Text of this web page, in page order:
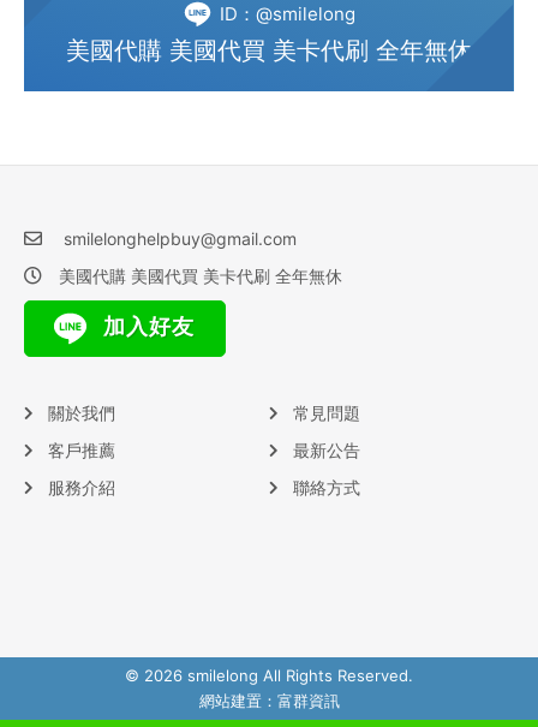
ID：@smilelong
美國代購 美國代買 美卡代刷 全年無休
smilelonghelpbuy@gmail.com
美國代購 美國代買 美卡代刷 全年無休
加入好友
關於我們
客戶推薦
服務介紹
常見問題
最新公告
聯絡方式
© 2026 smilelong All Rights Reserved.
網站建置： 富群資訊